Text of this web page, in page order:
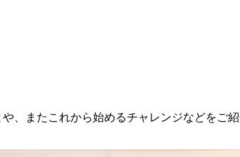
、またこれから始めるチャレンジなどをご紹